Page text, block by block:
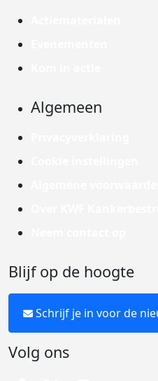
Algemeen
Blijf op de hoogte
Schrijf je in voor de
Volg ons